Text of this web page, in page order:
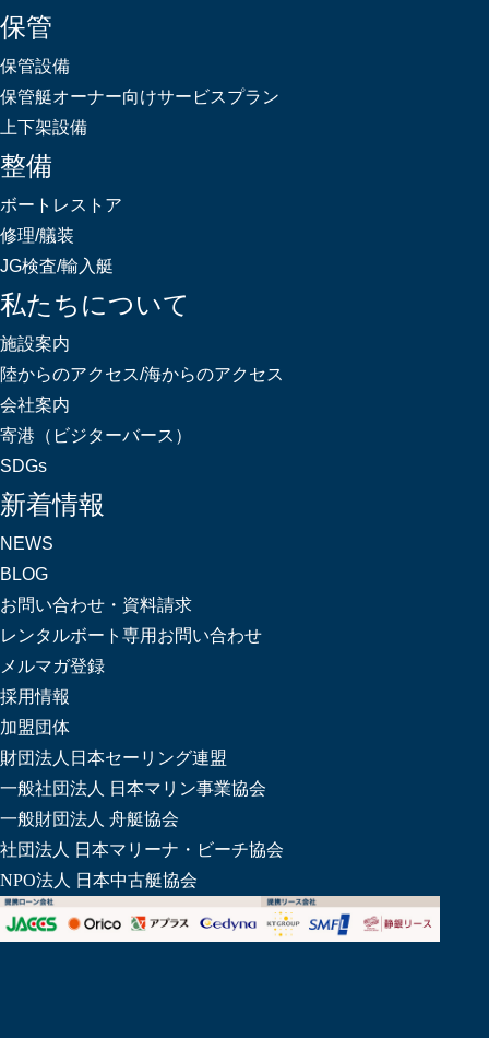
保管
保管設備
保管艇オーナー向けサービスプラン
上下架設備
整備
ボートレストア
修理/艤装
JG検査/輸入艇
私たちについて
施設案内
陸からのアクセス/海からのアクセス
会社案内
寄港（ビジターバース）
SDGs
新着情報
NEWS
BLOG
お問い合わせ・資料請求
レンタルボート専用お問い合わせ
メルマガ登録
採用情報
加盟団体
財団法人日本セーリング連盟
一般社団法人 日本マリン事業協会
一般財団法人 舟艇協会
社団法人 日本マリーナ・ビーチ協会
NPO法人 日本中古艇協会